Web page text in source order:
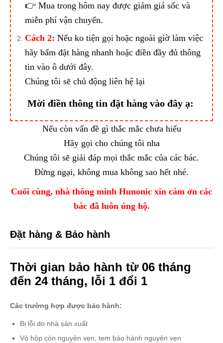
👉 Mua trong hôm nay được giảm giá sốc và
miễn phí vận chuyển.
Cách 2: Nếu ko tiện gọi hoặc ngoài giờ làm việc
hãy bấm đặt hàng nhanh hoặc điền đầy đủ thông
tin vào ô dưới đây.
Chúng tôi sẽ chủ động liên hệ lại
Mời điền thông tin đặt hàng vào đây ạ:
Nếu còn vấn đề gì thắc mắc chưa hiểu
Hãy gọi cho chúng tôi nha
Chúng tôi sẽ giải đáp mọi thắc mắc của các bác.
Đừng ngại, không mua không sao hết nhé.
Cuối cùng, nhà thông minh Hunonic xin cảm ơn các
bác đã luôn ủng hộ.
Đặt hàng & Bảo hành
Thời gian bảo hành từ 06 tháng
đến 24 tháng, lỗi 1 đổi 1
Các trường hợp được bảo hành:
Bị lỗi do nhà sản xuất
Vỏ hộp còn nguyên vẹn, tem bảo hành nguyên vẹn